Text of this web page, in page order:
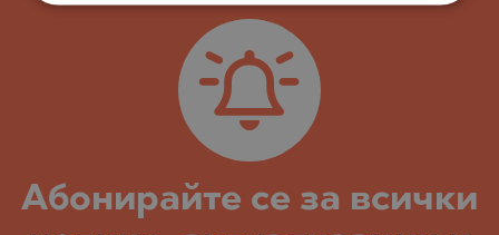
Абонирайте се за всички